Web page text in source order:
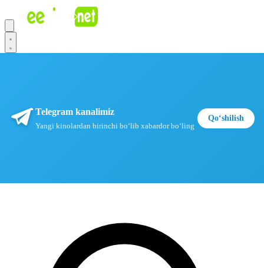
Telegram kanalimiz
Yangi kinolardan birinchi boʻlib xabardor boʻling
Qoʻshilish